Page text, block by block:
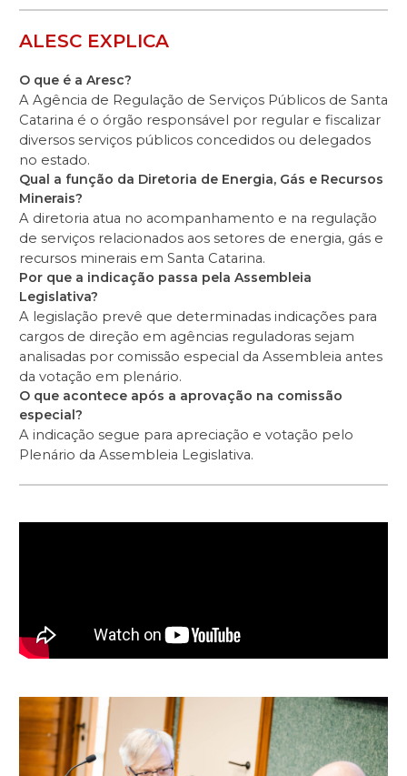
ALESC EXPLICA
O que é a Aresc?
A Agência de Regulação de Serviços Públicos de Santa
Catarina é o órgão responsável por regular e fiscalizar
diversos serviços públicos concedidos ou delegados
no estado.
Qual a função da Diretoria de Energia, Gás e Recursos
Minerais?
A diretoria atua no acompanhamento e na regulação
de serviços relacionados aos setores de energia, gás e
recursos minerais em Santa Catarina.
Por que a indicação passa pela Assembleia
Legislativa?
A legislação prevê que determinadas indicações para
cargos de direção em agências reguladoras sejam
analisadas por comissão especial da Assembleia antes
da votação em plenário.
O que acontece após a aprovação na comissão
especial?
A indicação segue para apreciação e votação pelo
Plenário da Assembleia Legislativa.